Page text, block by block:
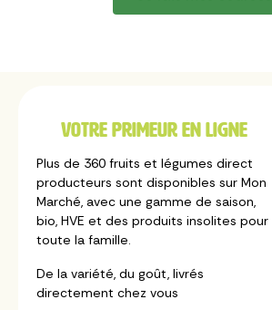
Votre primeur en ligne
Plus de 360 fruits et légumes direct
producteurs sont disponibles sur Mon
Marché, avec une gamme de saison,
bio, HVE et des produits insolites pour
toute la famille.
De la variété, du goût, livrés
directement chez vous